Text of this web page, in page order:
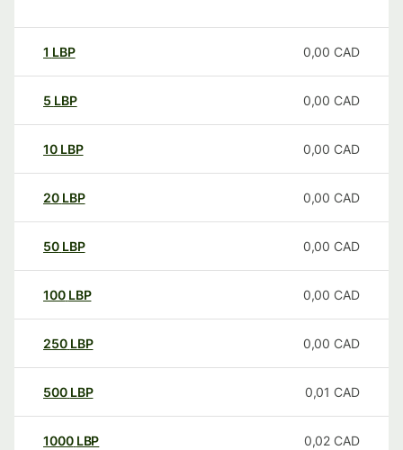
1 LBP 0,00 CAD
5 LBP 0,00 CAD
10 LBP 0,00 CAD
20 LBP 0,00 CAD
50 LBP 0,00 CAD
100 LBP 0,00 CAD
250 LBP 0,00 CAD
500 LBP 0,01 CAD
1000 LBP 0,02 CAD